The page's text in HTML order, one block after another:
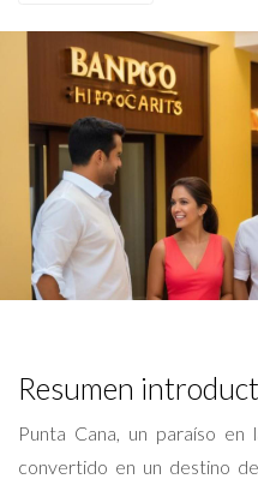
Resumen
Punta Cana, un paraíso en
convertido en un destino